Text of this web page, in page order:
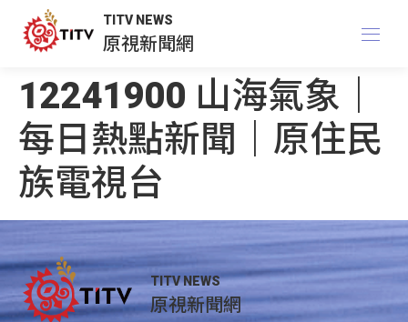
TITV NEWS
原視新聞網
12241900 山海氣象｜
每日熱點新聞｜原住民
族電視台
TITV NEWS
原視新聞網